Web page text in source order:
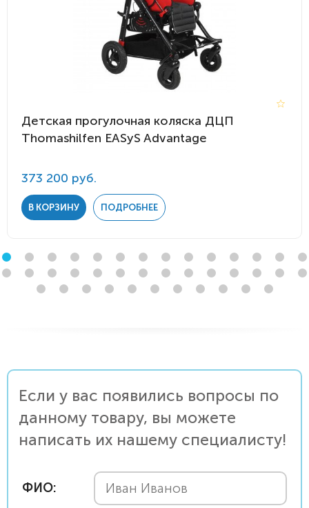
Детская прогулочная коляска ДЦП
Thomashilfen EASyS Advantage
373 200 руб.
В КОРЗИНУ ПОДРОБНЕЕ
Если у вас появились вопросы по
данному товару, вы можете
написать их нашему специалисту!
ФИО: